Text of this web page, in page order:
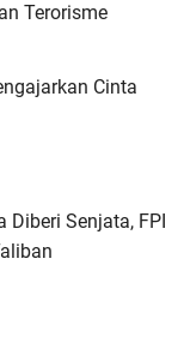
Terorisme
Cinta
Diberi Senjata, FPI